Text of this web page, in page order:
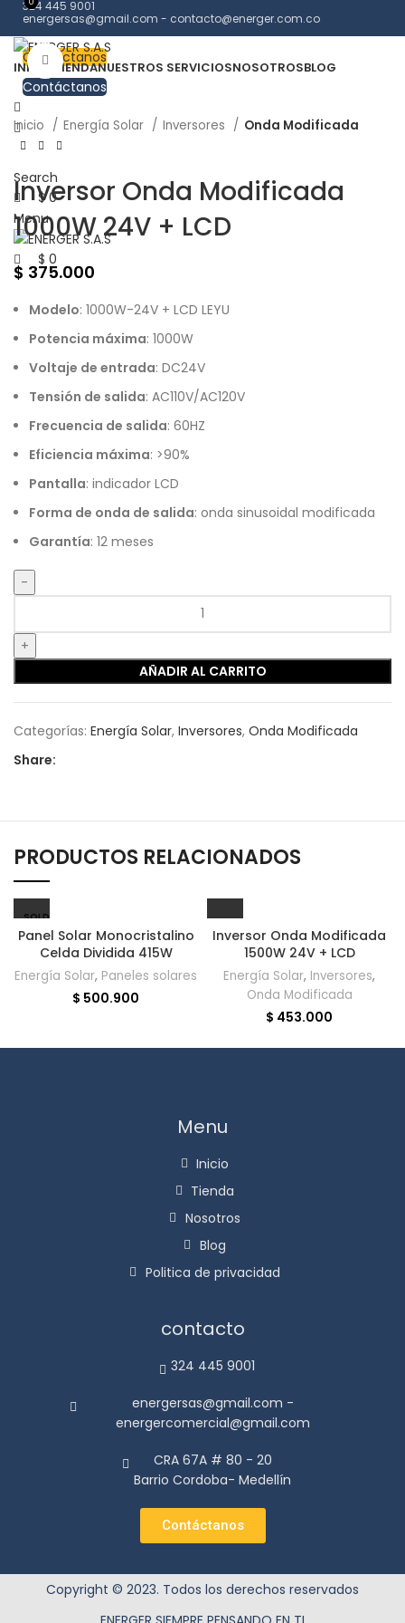
324 445 9001
energersas@gmail.com - contacto@energer.com.co
Contáctanos
INICIO TIENDANUESTROS SERVICIOSNOSOTROSBLOG
Contáctanos
Search
$0
Menu
$ 0
Click to enlarge
Inicio Energía Solar Inversores Onda Modificada
Inversor Onda Modificada
1000W 24V + LCD
$ 375.000
Modelo: 1000W-24V + LCD LEYU
Potencia máxima: 1000W
Voltaje de entrada: DC24V
Tensión de salida: AC110V/AC120V
Frecuencia de salida: 60HZ
Eficiencia máxima: >90%
Pantalla: indicador LCD
Forma de onda de salida: onda sinusoidal modificada
Garantía: 12 meses
AÑADIR AL CARRITO
Categorías: Energía Solar, Inversores, Onda Modificada
Share:
PRODUCTOS RELACIONADOS
SOLD
Panel Solar Monocristalino
Celda Dividida 415W
Energía Solar, Paneles solares
$ 500.900
Inversor Onda Modificada
1500W 24V + LCD
Energía Solar, Inversores,
Onda Modificada
$ 453.000
Menu
Inicio
Tienda
Nosotros
Blog
Politica de privacidad
contacto
324 445 9001
energersas@gmail.com -
energercomercial@gmail.com
CRA 67A # 80 - 20
Barrio Cordoba- Medellín
Contáctanos
Copyright © 2023. Todos los derechos reservados